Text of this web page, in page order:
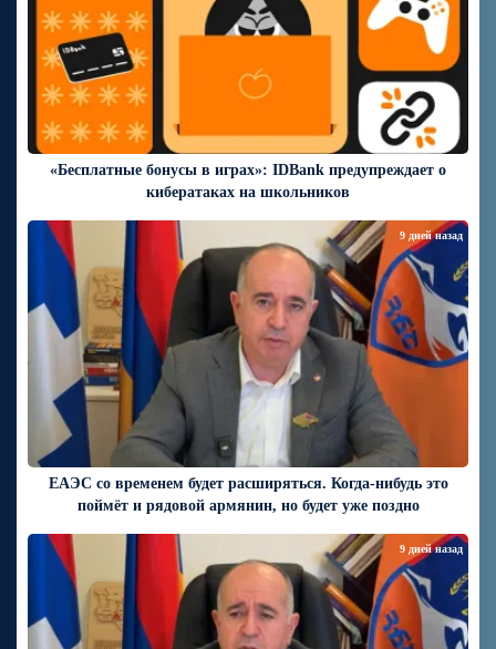
«Бесплатные бонусы в играх»: IDBank предупреждает о
кибератаках на школьников
ЕАЭС со временем будет расширяться. Когда-нибудь это
поймёт и рядовой армянин, но будет уже поздно
9 дней назад
9 дней назад